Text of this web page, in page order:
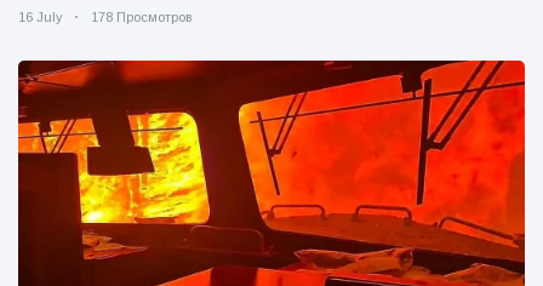
16 July 178 Просмотров